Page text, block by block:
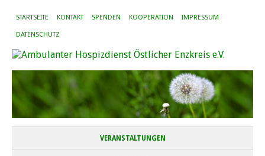
STARTSEITE KONTAKT SPENDEN KOOPERATION IMPRESSUM
DATENSCHUTZ
VERANSTALTUNGEN